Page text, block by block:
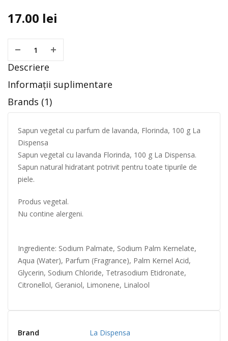
17.00 lei
Descriere
Informații suplimentare
Brands (1)
Sapun vegetal cu parfum de lavanda, Florinda, 100 g La
Dispensa
Sapun vegetal cu lavanda Florinda, 100 g La Dispensa.
Sapun natural hidratant potrivit pentru toate tipurile de
piele.
Produs vegetal.
Nu contine alergeni.
Ingrediente: Sodium Palmate, Sodium Palm Kernelate,
Aqua (Water), Parfum (Fragrance), Palm Kernel Acid,
Glycerin, Sodium Chloride, Tetrasodium Etidronate,
Citronellol, Geraniol, Limonene, Linalool
Brand La Dispensa